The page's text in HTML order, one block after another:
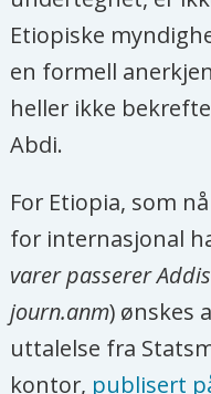
Etiopiske
en formell
heller ikke
Abdi.
For Etiopia, som
for internasjonal
varer passerer
journ.anm) ønskes
uttalelse fra
kontor, publisert